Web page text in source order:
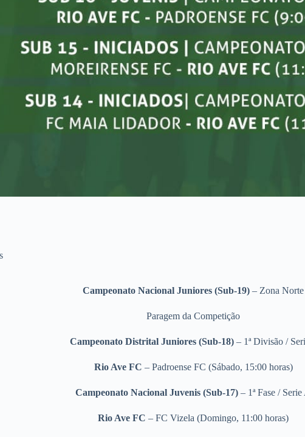
Campeonato Nacional Juniores (Sub-19) – Zona Norte
Paragem da Competição
Campeonato Distrital Juniores (Sub-18)– 1ª Divisão /
Rio Ave FC – Padroense FC (Sábado, 15:00 horas)
Campeonato Nacional Juvenis (Sub-17) – 1ª Fase / Serie
Rio Ave FC – FC Vizela (Domingo, 11:00 horas)